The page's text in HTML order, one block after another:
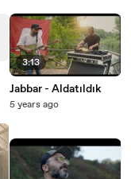
3:13
Jabbar - Aldatıldık
5 years ago